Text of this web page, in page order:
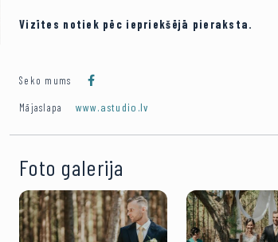
Vizītes notiek pēc iepriekšējā pieraksta.
Seko mums
Mājaslapa www.astudio.lv
Foto galerija